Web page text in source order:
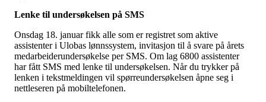
Lenke til undersøkelsen på SMS
Onsdag 18. januar fikk alle som er registret som aktive
assistenter i Ulobas lønnssystem, invitasjon til å svare på årets
medarbeiderundersøkelse per SMS. Om lag 6800 assistenter
har fått SMS med lenke til undersøkelsen. Når du trykker på
lenken i tekstmeldingen vil spørreundersøkelsen åpne seg i
nettleseren på mobiltelefonen.